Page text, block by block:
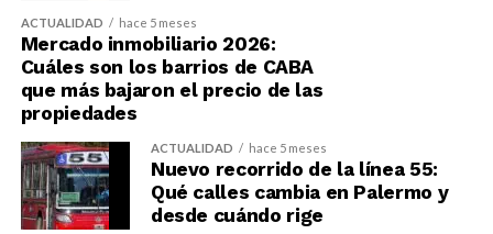
ACTUALIDAD hace 5 meses
Mercado inmobiliario 2026:
Cuáles son los barrios de CABA
que más bajaron el precio de las
propiedades
ACTUALIDAD hace 5 meses
Nuevo recorrido de la línea 55:
Qué calles cambia en Palermo y
desde cuándo rige